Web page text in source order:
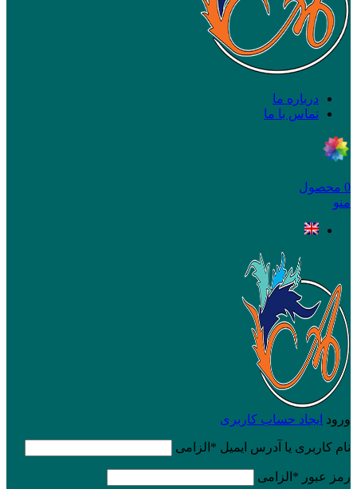
درباره ما
تماس با ما
0 محصول
منو
ورود ایجاد حساب کاربری
نام کاربری یا آدرس ایمیل * الزامی
رمز عبور * الزامی